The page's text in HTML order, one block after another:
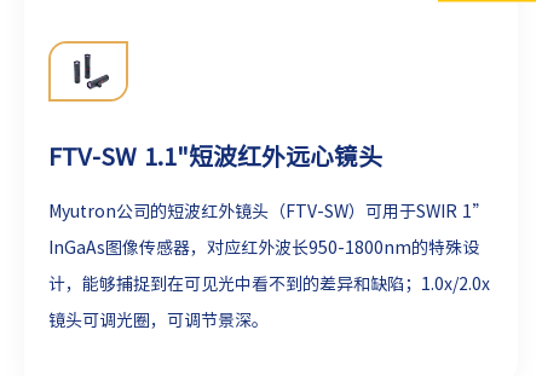
FTV-SW 1.1"短波红外远心镜头
Myutron公司的短波红外镜头（FTV-SW）可用于SWIR 1”
InGaAs图像传感器，对应红外波长950-1800nm的特殊设
计，能够捕捉到在可见光中看不到的差异和缺陷；1.0x/2.0x
镜头可调光圈，可调节景深。